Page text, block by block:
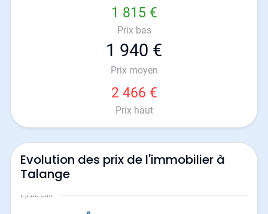
1 815 €
Prix bas
1 940 €
Prix moyen
2 466 €
Prix haut
Evolution des prix de l'immobilier à
Talange